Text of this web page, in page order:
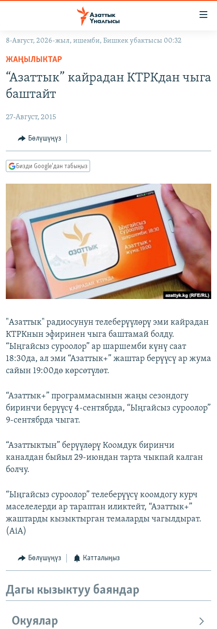
Навигацияга
өтүңүз
Издөөгө
салыңыз
КЫРГЫЗСТАН
ЭКОНОМИКА
МАДАНИЯТ
ДҮЙНӨ
БОРБОР АЗИЯ
АТАЙЫН ИЛИКТӨӨ
ТВ ПРОГРАММАЛАР
ЭКСПЕРТТЕР ТАЛДАЙТ
ДАНИСТЕ
ЭЖЕ-СИҢДИЛЕР
АЗАТТЫК+
ЫҢГАЙСЫЗ СУРООЛОР
ӨЗГӨЧӨ ПИКИР
ОНЛАЙН ШЕРИНЕ
ЭЕ/АРнун бардык сайттары
8-Август, 2026-жыл, ишемби, Бишкек убактысы 00:32
ЖАҢЫЛЫКТАР
“Азаттык” кайрадан КТРКдан чыга
баштайт
27-Август, 2015
Бөлүшүңүз
Бизди Google'дан табыңыз
"Азаттык" радиосунун телеберүүлөрү эми кайрадан
КТРКнын эфиринен чыга баштамай болду.
“Ыңгайсыз суроолор” ар шаршемби күнү саат
18:30да, ал эми “Азаттык+” жаштар берүүсү ар жума
сайын 19:00дө көрсөтүлөт.
“Азаттык+” программасынын жаңы сезондогу
биринчи берүүсү 4-сентябрда, “Ыңгайсыз суроолор”
9-сентябрда чыгат.
“Азаттыктын” берүүлөрү Коомдук биринчи
каналдан быйыл 29-июндан тарта чыкпай калган
болчу.
“Ыңгайсыз суроолор” телеберүүсү коомдогу курч
маселелерди ар тараптан иликтейт, “Азаттык+”
жаштарды кызыктырган темаларды чагылдырат.
(AiA)
Бөлүшүңүз Катталыңыз
Дагы кызыктуу баяндар
Окуялар